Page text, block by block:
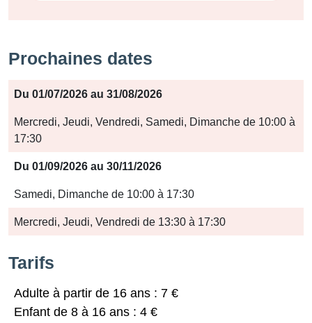
Prochaines dates
Période
Jours
Du 01/07/2026 au 31/08/2026
Mercredi, Jeudi, Vendredi, Samedi, Dimanche de 10:00 à
17:30
Du 01/09/2026 au 30/11/2026
Samedi, Dimanche de 10:00 à 17:30
Mercredi, Jeudi, Vendredi de 13:30 à 17:30
Tarifs
Adulte à partir de 16 ans : 7 €
Enfant de 8 à 16 ans : 4 €